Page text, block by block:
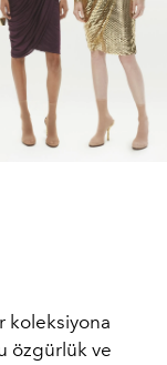
koleksiyona
özgürlük ve